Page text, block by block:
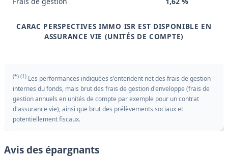
CARAC PERSPECTIVES IMMO ISR EST DISPONIBLE EN
ASSURANCE VIE (UNITÉS DE COMPTE)
(*) (1) Les performances indiquées s'entendent net des frais de gestion
internes du fonds, mais brut des frais de gestion d'enveloppe (frais de
gestion annuels en unités de compte par exemple pour un contrat
d'assurance vie), ainsi que brut des prélèvements sociaux et
potentiellement fiscaux.
Avis des épargnants